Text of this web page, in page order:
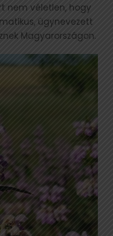
nem véletlen, hogy
úgynevezett
Magyarországon.